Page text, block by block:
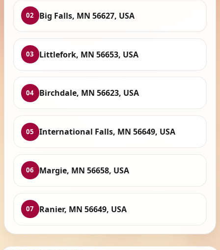
02 Big Falls, MN 56627, USA
03 Littlefork, MN 56653, USA
04 Birchdale, MN 56623, USA
05 International Falls, MN 56649, USA
06 Margie, MN 56658, USA
07 Ranier, MN 56649, USA